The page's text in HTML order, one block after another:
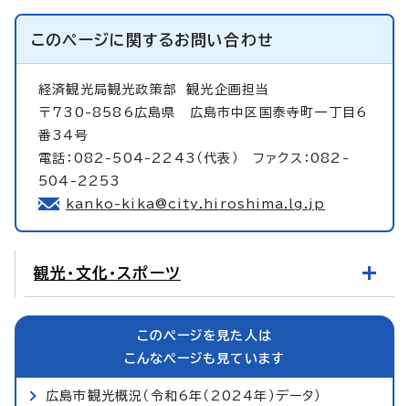
このページに関するお問い合わせ
経済観光局観光政策部観光企画担当
〒730-8586広島県 広島市中区国泰寺町一丁目6
番34号
電話：082-504-2243（代表） ファクス：082-
504-2253
kanko-kika@city.hiroshima.lg.jp
観光・文化・スポーツ
このページを見た人は
こんなページも見ています
広島市観光概況（令和6年（2024年）データ）